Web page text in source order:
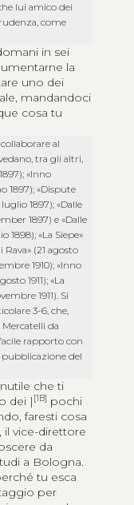
lui amico dei
come
in sei
la
uno dei
mandandoci
cosa tu
al
tra gli altri,
«Inno
1897); «Dispute
1897); «Dalle
1897) e «Dalle
1898); «La Siepe»
Rava» (21 agosto
1910); «Inno
1911); «La
1911). Si
3-6, che,
da
rapporto con
pubblicazione del
che ti
dei | [1B] pochi
faresti cosa
il vice-direttore
da
a Bologna.
tu esca
per